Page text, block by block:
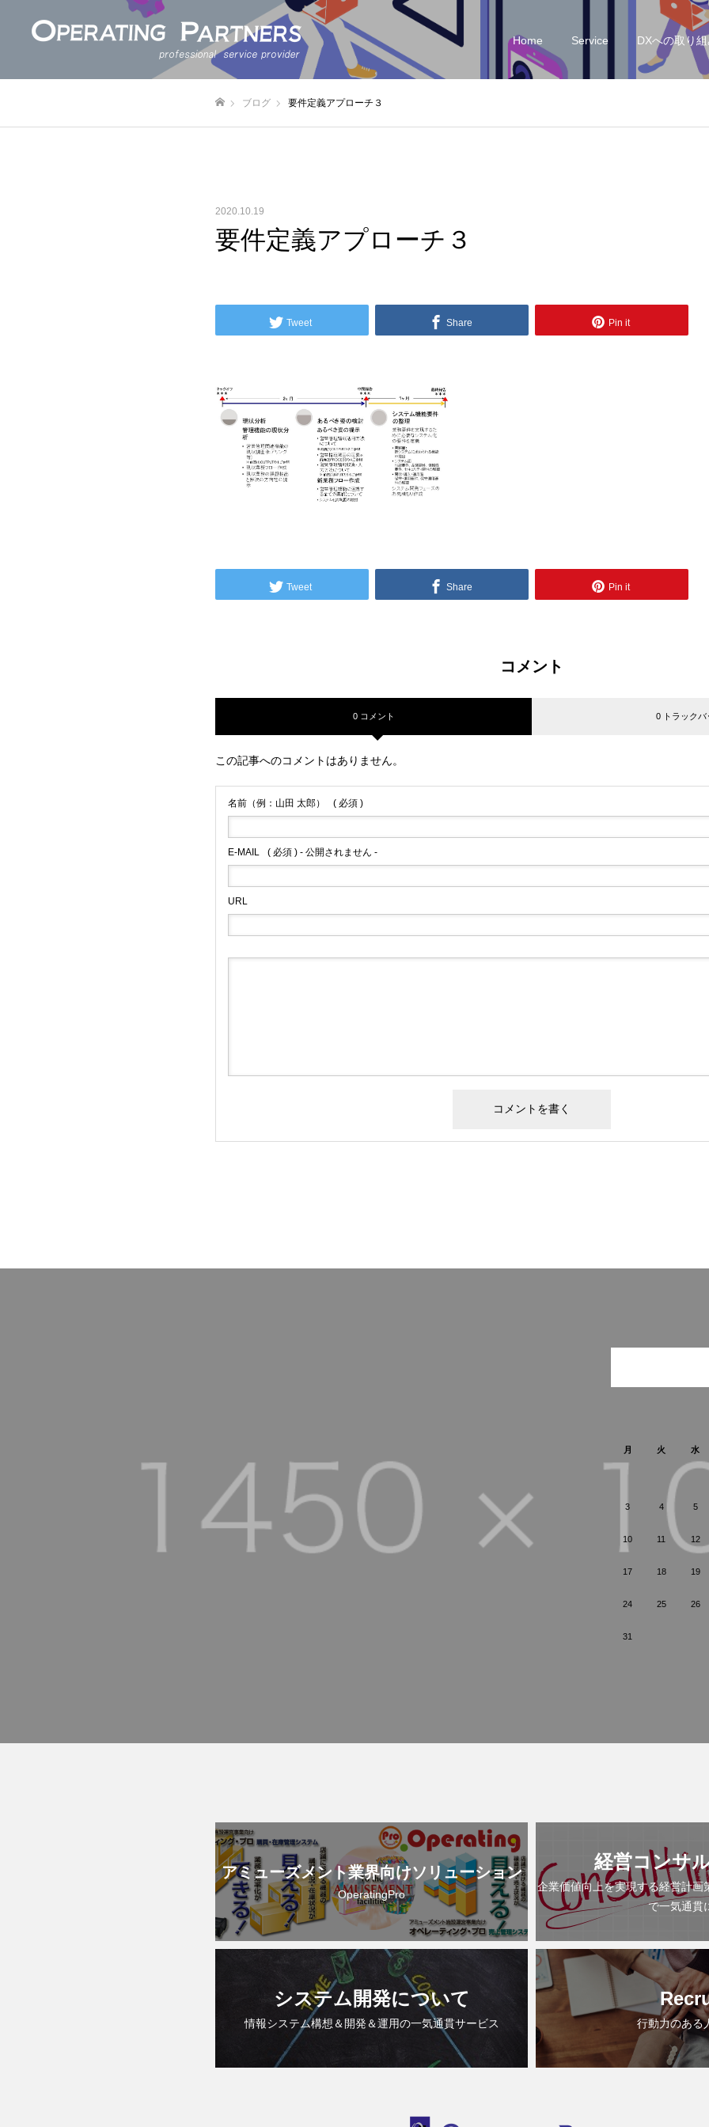
Home Service DXへの取り
ブログ 要件定義アプローチ３
2020.10.19
要件定義アプローチ３
Tweet Share Pin it
Tweet Share Pin it
コメント
0 コメント 0 トラックバ
この記事へのコメントはありません。
名前（例：山田 太郎） ( 必須 )
E-MAIL ( 必須 ) - 公開されません -
URL
月 火 水
3 4 5
10 11 12
17 18 19
24 25 26
31
アミューズメント業界向けソリューション
OperatingPro
経営コンサ
企業価値向上を実現する経営計画
で一気通貫
システム開発について
情報システム構想＆開発＆運用の一気通貫サービス 行動力のある